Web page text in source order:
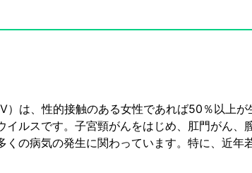
）は、性的接触のある女性であれば50％以上が
イルスです。子宮頸がんをはじめ、肛門がん、
くの病気の発生に関わっています。特に、近年